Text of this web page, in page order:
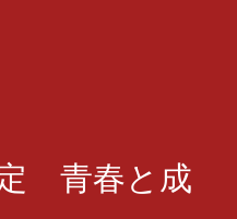
定 青春と成